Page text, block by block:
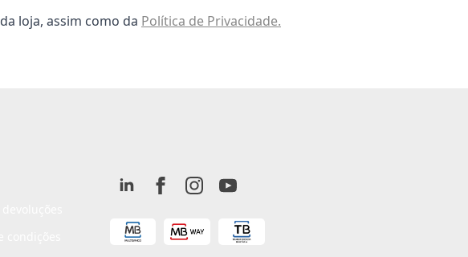
da loja, assim como da Política de Privacidade.